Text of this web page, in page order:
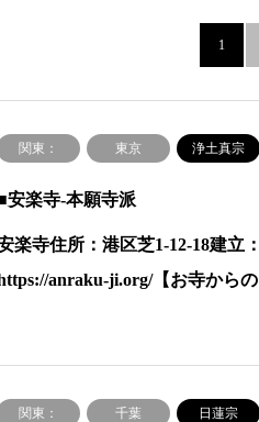
1
関東： 東京 浄土真宗
安楽寺-本願寺派
楽寺住所：港区芝1-12-18建立
anraku-ji.org/【お寺から
関東： 千葉 日蓮宗